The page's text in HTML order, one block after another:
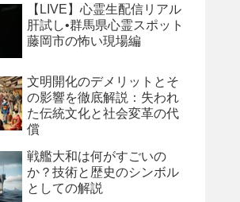
【LIVE】心霊生配信リアル
肝試し•群馬県心霊スポット
藤岡市の怖い現場編
文明開化のデメリットとそ
の影響を徹底解説：失われ
た伝統文化と社会変革の代
償
戦艦大和は何がすごいの
か？技術と歴史のシンボル
としての解説